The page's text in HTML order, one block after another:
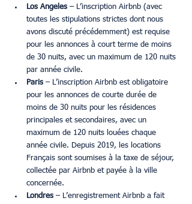
Los Angeles – L’inscription Airbnb (avec
toutes les stipulations strictes dont nous
avons discuté précédemment) est requise
pour les annonces à court terme de moins
de 30 nuits, avec un maximum de 120 nuits
par année civile.
Paris – L’inscription Airbnb est obligatoire
pour les annonces de courte durée de
moins de 30 nuits pour les résidences
principales et secondaires, avec un
maximum de 120 nuits louées chaque
année civile. Depuis 2019, les locations
Français sont soumises à la taxe de séjour,
collectée par Airbnb et payée à la ville
concernée.
Londres – L’enregistrement Airbnb a fait